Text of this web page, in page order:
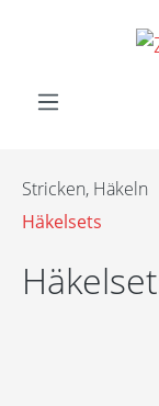
Zum
Stricken, Häkeln
Häkelsets